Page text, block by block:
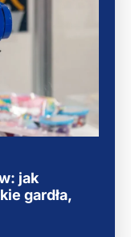
jak
gardła,